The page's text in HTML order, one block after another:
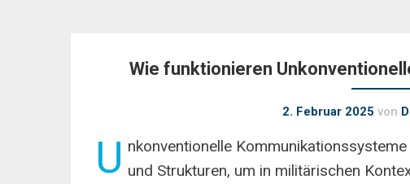
Wie funktionieren
2. Februar 2025 von
U nkonventionelle
und Strukturen, um in militärischen